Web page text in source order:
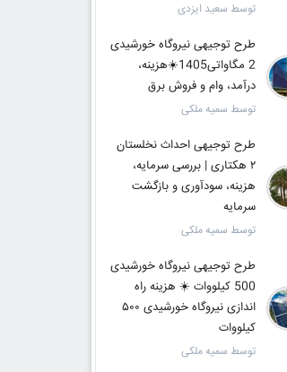
توسط سعید ایزدی
طرح توجیهی نیروگاه خورشیدی
2 مگاواتی1405☀️هزینه،
درآمد، وام و فروش برق
توسط سمیه ملکی
طرح توجیهی احداث نخلستان
۲ هکتاری | بررسی سرمایه،
هزینه، سودآوری و بازگشت
سرمایه
توسط سمیه ملکی
طرح توجیهی نیروگاه خورشیدی
500 کیلووات ☀️ هزینه راه
اندازی نیروگاه خورشیدی ۵۰۰
کیلووات
توسط سمیه ملکی